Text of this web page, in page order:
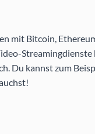
mit Bitcoin,
Streamingdienste
Du kannst zum